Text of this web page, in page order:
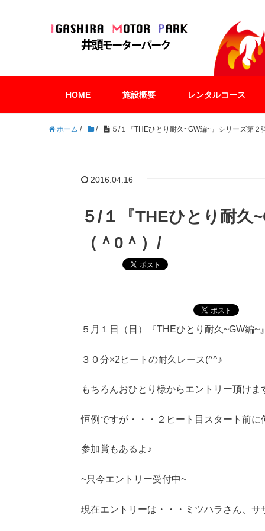
HOME 施設概要 レンタルコース
ホーム / / ５/１『THEひとり耐久~GW編~』シリーズ第２
2016.04.16
５/１『THEひとり耐久
（＾0＾）/
５月１日（日）『THEひとり耐久~GW編~
３０分×2ヒートの耐久レース(^^♪
もちろんおひとり様からエントリー頂けま
恒例ですが・・・２ヒート目スタート前
参加賞もあるよ♪
~只今エントリー受付中~
現在エントリーは・・・ミツハラさん、サ